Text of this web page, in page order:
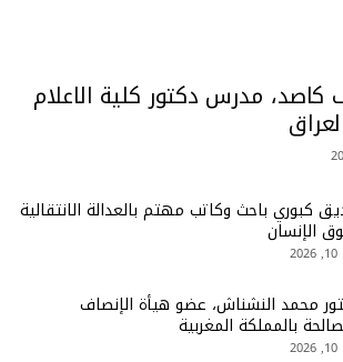
مدرس دكتور كلية الاعلام
كبوري باحث وكاتب مهتم بالعدالة الانتقالية
الإنسان
محمد النشناش، عضو هيأة الإنصاف
بالمملكة المغربية